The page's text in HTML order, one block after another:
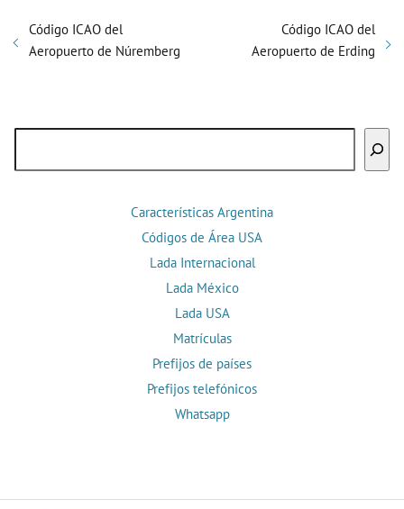
Código ICAO del
Aeropuerto de Núremberg
Código ICAO del
Aeropuerto de Erding
Características Argentina
Códigos de Área USA
Lada Internacional
Lada México
Lada USA
Matrículas
Prefijos de países
Prefijos telefónicos
Whatsapp